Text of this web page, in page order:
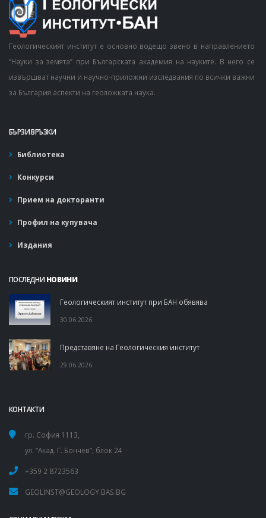
Геологическият институт е основно водещо звено в направлението
“Науки за земята” при Българската академия на науките. В него се
извършват научни и научно-приложни изследвания по всички важни
за България аспекти на геоложката наука.
БЪРЗИ ВРЪЗКИ
Библиотека
Конкурси
Прием на докторанти
Профил на купувача
Издания
ПОСЛЕДНИ НОВИНИ
Геологическият институт при БАН обявява
30.06.2026
Представяне на Геологическия институт
29.06.2026
КОНТАКТИ
гр. София 1113,
ул. “Акад. Г. Бончев”, блок 24
+359 2 8723563
GEOLINST@GEOLOGY.BAS.BG